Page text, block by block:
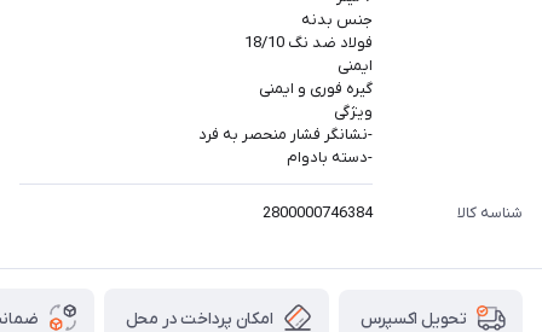
جنس بدنه
فولاد ضد نگ 18/10
ایمنی
گیره فوری و ایمنی
ویژگی
-نشانگر فشار منحصر به فرد
-دسته بادوام
شناسه کالا 2800000746384
تحویل اکسپرس امکان پرداخت در محل